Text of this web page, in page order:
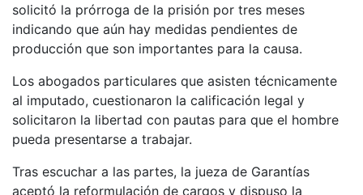
solicitó la prórroga de la prisión por tres meses
indicando que aún hay medidas pendientes de
producción que son importantes para la causa.
Los abogados particulares que asisten técnicamente
al imputado, cuestionaron la calificación legal y
solicitaron la libertad con pautas para que el hombre
pueda presentarse a trabajar.
Tras escuchar a las partes, la jueza de Garantías
aceptó la reformulación de cargos y dispuso la